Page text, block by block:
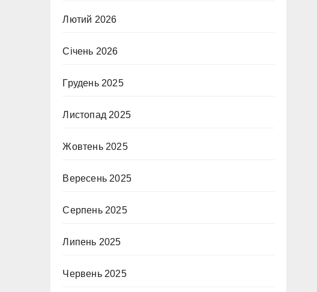
Лютий 2026
Січень 2026
Грудень 2025
Листопад 2025
Жовтень 2025
Вересень 2025
Серпень 2025
Липень 2025
Червень 2025